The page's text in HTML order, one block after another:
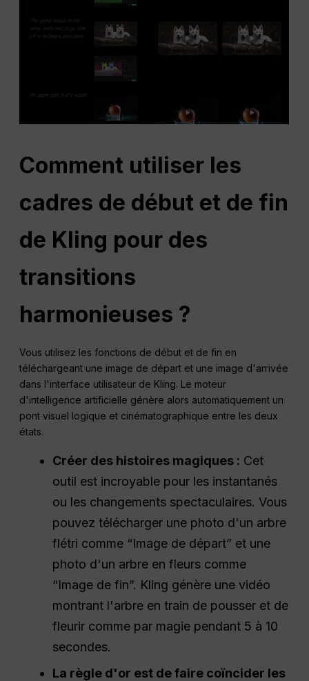
Comment utiliser les
cadres de début et de fin
de Kling pour des
transitions
harmonieuses ?
Vous utilisez les fonctions de début et de fin en
téléchargeant une image de départ et une image d'arrivée
dans l'interface utilisateur de Kling. Le moteur
d'intelligence artificielle génère alors automatiquement un
pont visuel logique et cinématographique entre les deux
états.
Créer des histoires magiques : Cet
outil est incroyable pour les instantanés
ou les changements spectaculaires. Vous
pouvez télécharger une photo d'un arbre
flétri comme “Image de départ” et une
photo d'un arbre en fleurs comme
“Image de fin”. Kling génère une vidéo
montrant l'arbre en train de pousser et de
fleurir comme par magie pendant 5 à 10
secondes.
La règle d'or est de faire coïncider les